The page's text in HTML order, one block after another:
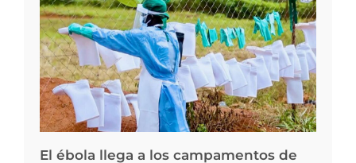
El ébola llega a los campamentos de